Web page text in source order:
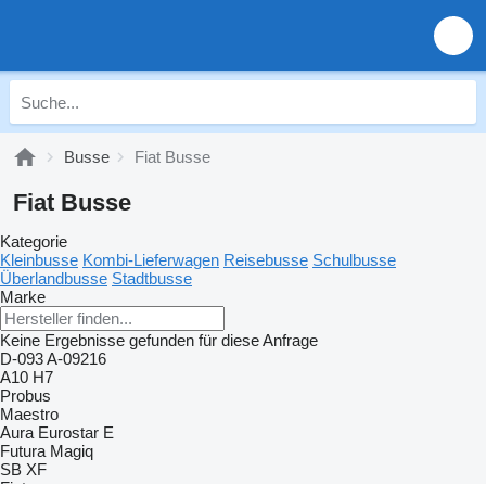
Busse Fiat Busse
Fiat Busse
Kategorie
Kleinbusse Kombi-Lieferwagen Reisebusse Schulbusse
Überlandbusse Stadtbusse
Marke
Keine Ergebnisse gefunden für diese Anfrage
D-093A-09216
A10 H7
Probus
Maestro
Aura Eurostar E
Futura Magiq
SB XF